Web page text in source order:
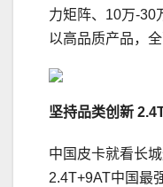
力矩阵、10万-30
以高品质产品，
坚持品类创新 2.4
中国皮卡就看长
2.4T+9AT中国最